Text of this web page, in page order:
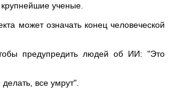
ученые.
может означать конец человеческой
предупредить людей об ИИ: "Это
все умрут".